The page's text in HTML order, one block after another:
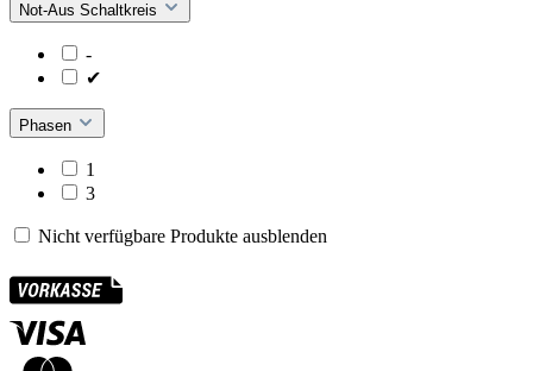
Not-Aus Schaltkreis
-
✔
Phasen
1
3
Nicht verfügbare Produkte ausblenden